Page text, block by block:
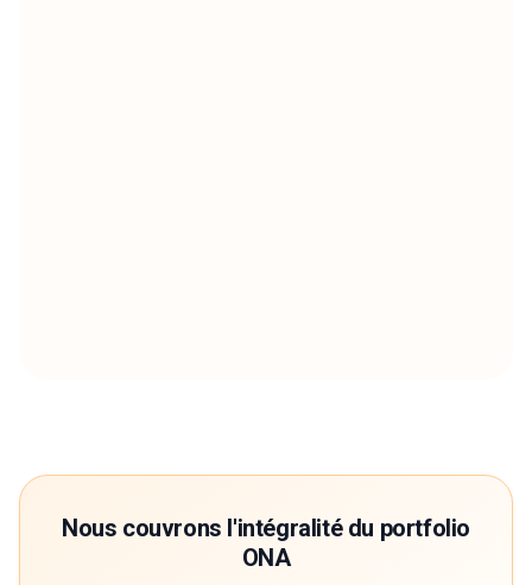
Nous couvrons l'intégralité du portfolio
ONA